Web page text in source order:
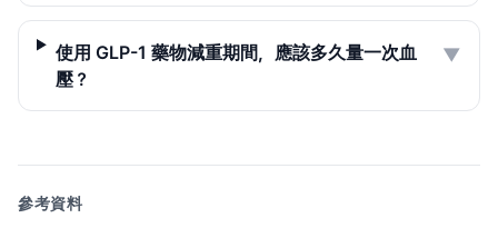
使用 GLP-1 藥物減重期間，應該多久量一次血
壓？
▼
參考資料